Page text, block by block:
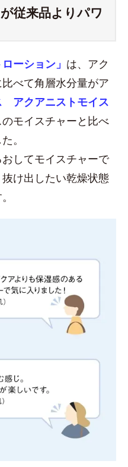
従来品よりパワ
ーション」 は、アク
べて角層水分量がア
アクアニストモイス
モイスチャーと比べ
。
してモイスチャーで
け出したい乾燥状態